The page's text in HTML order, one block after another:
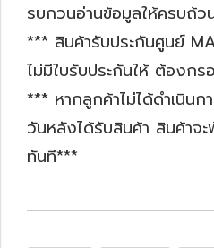
รบกวนอ่านข้อมูลให้ครบถ้ว
*** สินค้ารับประกันศูนย์
ไม่มีใบรับประกันให้ ต้องก
*** หากลูกค้าไม่ได้ดำเนินก
วันหลังได้รับสินค้า สินค้าจ
ทันที***